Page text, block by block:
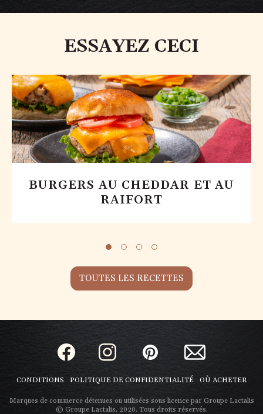
ESSAYEZ CECI
BURGERS AU CHEDDAR ET AU
RAIFORT
TOUTES LES RECETTES
CONDITIONS POLITIQUE DE CONFIDENTIALITÉ OÙ ACHETER
Marques de commerce détenues ou utilisées sous licence par Groupe Lactalis
© Groupe Lactalis, 2020. Tous droits réservés.